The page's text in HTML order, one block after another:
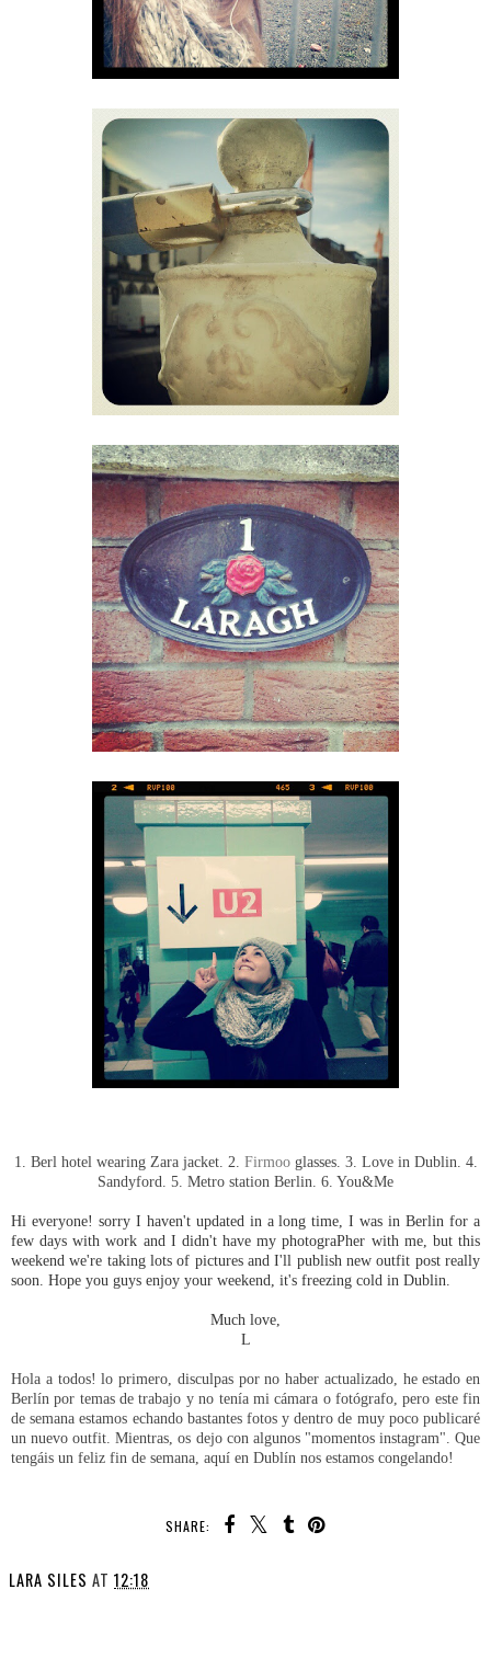
1. Berl hotel wearing Zara jacket. 2. Firmooglasses. 3. Love in Dublin. 4.
Sandyford. 5. Metro station Berlin. 6. You&Me
Hi everyone! sorry I haven't updated in a long time, I was in Berlin for a
few days with work and I didn't have my photograPher with me, but this
weekend we're taking lots of pictures and I'll publish new outfit post really
soon. Hope you guys enjoy your weekend, it's freezing cold in Dublin.
Much love,
L
Hola a todos! lo primero, disculpas por no haber actualizado, he estado en
Berlín por temas de trabajo y no tenía mi cámara o fotógrafo, pero este fin
de semana estamos echando bastantes fotos y dentro de muy poco publicaré
un nuevo outfit. Mientras, os dejo con algunos "momentos instagram". Que
tengáis un feliz fin de semana, aquí en Dublín nos estamos congelando!
SHARE:
LARA SILES AT 12:18